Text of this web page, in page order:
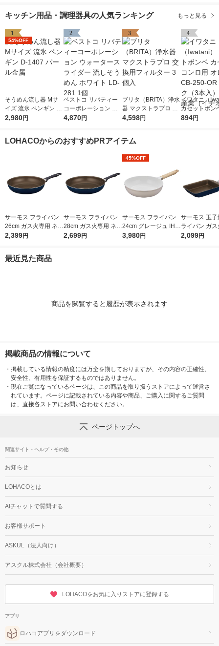
キッチン用品・調理器具の人気ランキング もっと見る
1
54%OFF
そうめん流し器 Mサ
イズ 流氷 ペンギン D-
1407 パール金属
2,980円
2
ベストコ リバティー
コーポレーション ウ
ォータースライダー
4,870円
3
ブリタ（BRITA）浄水
器 マクストラプロ 交
換用フィルター 3個入
4,598円
4
イワタニ（
カセットボン
ットコンロ用
894円
LOHACOからのおすすめPRアイテム
サーモス フライパン
26cm ガス火専用 ネイ
ビー KFI-026 NVY 1個
2,399円
サーモス フライパン
28cm ガス火専用 ネイ
ビー KFI-028 NVY 1個
2,699円
45%OFF
サーモス フライパン
24cm グレージュ IH/
ガス火対応 KFO-024
3,980円
サーモス 玉子
ライパン ガ
ネイビー KFI-
2,099円
最近見た商品
商品を閲覧すると履歴が表示されます
掲載商品の情報について
・ 掲載している情報の精度には万全を期しておりますが、その内容の正確性、
安全性、有用性を保証するものではありません。
・ 現在ご覧になっているページは、この商品を取り扱うストアによって運営さ
れています。ページに記載されている内容や商品、ご購入に関するご質問
は、直接各ストアにお問い合わせください。
ページトップへ
関連サイト・ヘルプ・その他
お知らせ
LOHACOとは
AIチャットで質問する
お客様サポート
ASKUL（法人向け）
アスクル株式会社（会社概要）
LOHACOをお気に入りストアに登録する
アプリ
ロハコアプリをダウンロード